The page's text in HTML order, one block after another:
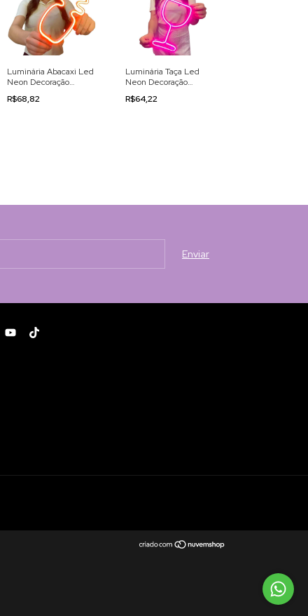
Luminária Abacaxi Led
Neon Decoração
110/220v
R$68,82
Luminária Taça Led
Neon Decoração
110/220v
R$64,22